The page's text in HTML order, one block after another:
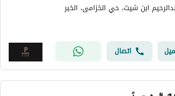
ابن شيت، حي الخزامى، الخبر
اتصال